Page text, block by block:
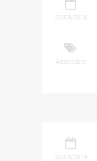
22/08/2018
Alcossebre
20/08/2018